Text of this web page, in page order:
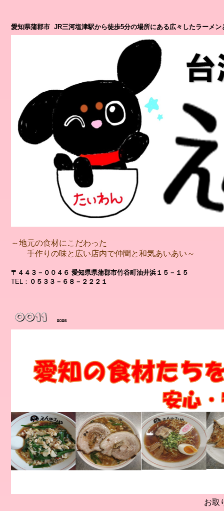
愛知県蒲郡市 JR三河塩津駅から徒歩5分の場所にある広々したラーメン
～地元の食材にこだわった
手作りの味と広い店内で仲間と和気あいあい～
〒４４３－００４６ 愛知県県蒲郡市竹谷町油井浜１５－１５
TEL： ０５３３－６８－２２２１
お取